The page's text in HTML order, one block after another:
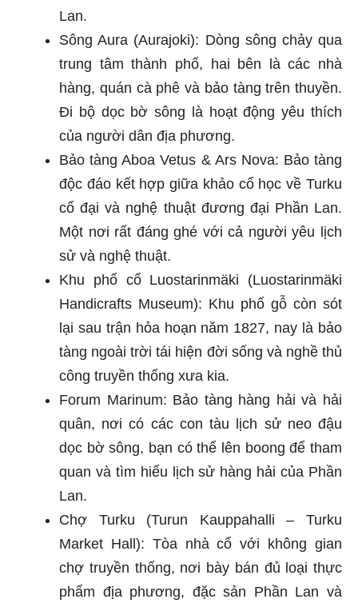
Lan.
Sông Aura (Aurajoki): Dòng sông chảy qua
trung tâm thành phố, hai bên là các nhà
hàng, quán cà phê và bảo tàng trên thuyền.
Đi bộ dọc bờ sông là hoạt động yêu thích
của người dân địa phương.
Bảo tàng Aboa Vetus & Ars Nova: Bảo tàng
độc đáo kết hợp giữa khảo cổ học về Turku
cổ đại và nghệ thuật đương đại Phần Lan.
Một nơi rất đáng ghé với cả người yêu lịch
sử và nghệ thuật.
Khu phố cổ Luostarinmäki (Luostarinmäki
Handicrafts Museum): Khu phố gỗ còn sót
lại sau trận hỏa hoạn năm 1827, nay là bảo
tàng ngoài trời tái hiện đời sống và nghề thủ
công truyền thống xưa kia.
Forum Marinum: Bảo tàng hàng hải và hải
quân, nơi có các con tàu lịch sử neo đậu
dọc bờ sông, bạn có thể lên boong để tham
quan và tìm hiểu lịch sử hàng hải của Phần
Lan.
Chợ Turku (Turun Kauppahalli – Turku
Market Hall): Tòa nhà cổ với không gian
chợ truyền thống, nơi bày bán đủ loại thực
phẩm địa phương, đặc sản Phần Lan và